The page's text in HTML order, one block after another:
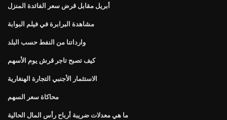
أبريل مقابل قرض سعر الفائدة المنزل
مشاهدة البرابرة في فيلم البوابة
وارداتنا من النفط حسب البلد
كيف تصبح تاجر قرش يوم الأسهم
الاستثمار الأجنبي التجارة الهنغارية
محاكاة سعر السهم
ما هي معدلات ضريبة أرباح رأس المال الحالية